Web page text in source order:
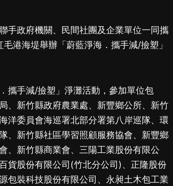
手政府機關、民間社團及企業單位一同攜
港海堤舉辦「蔚藍淨海．攜手減/撿塑」
攜手減/撿塑」淨灘活動，參加單位包
、新竹縣政府農業處、新豐鄉公所、新竹
洋委員會海巡署北部分署第八岸巡隊、環
、新竹縣社區學習照顧服務協會、新豐鄉
、新竹縣商業會、三陽工業股份有限公
貨股份有限公司(竹北分公司)、正隆股份
包裝科技股份有限公司、永昶土木包工業